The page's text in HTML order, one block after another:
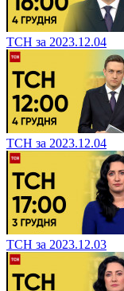
ТСН за 2023.12.04
ТСН за 2023.12.04
ТСН за 2023.12.03